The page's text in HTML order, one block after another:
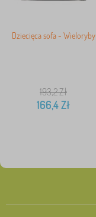
Dziecięca sofa - Wieloryby
193,2Zł
166,4Zł